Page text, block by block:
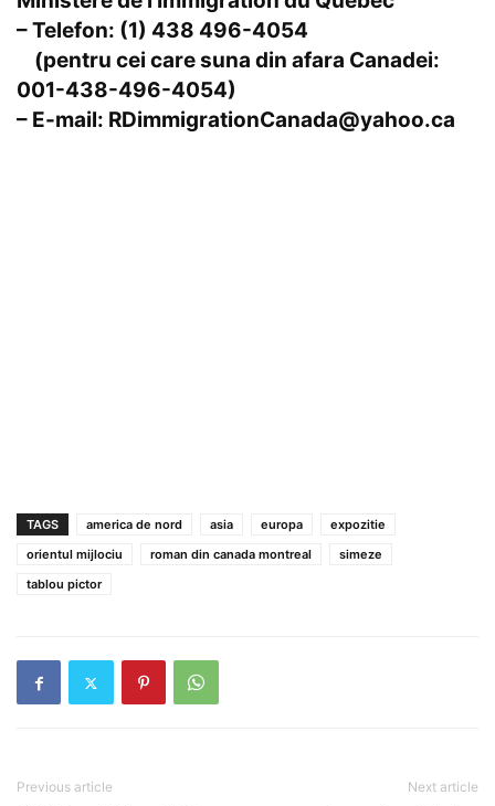
– Telefon: (1) 438 496-4054
(pentru cei care suna din afara Canadei:
001-438-496-4054)
– E-mail: RDimmigrationCanada@yahoo.ca
TAGS america de nord asia europa
expozitie
orientul mijlociu
roman din canada montreal
simeze
tablou pictor
Previous article Next article